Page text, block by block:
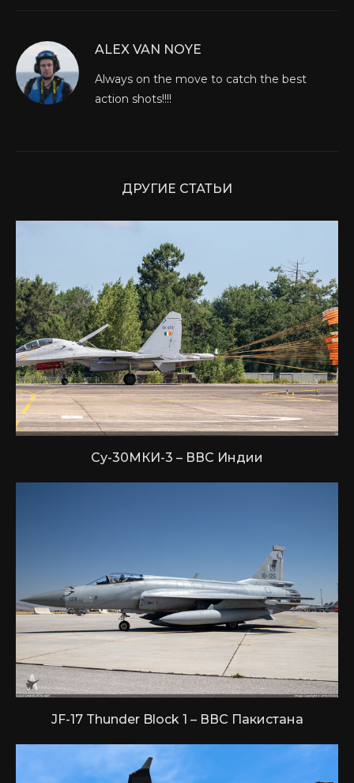
ALEX VAN NOYE
Always on the move to catch the best
action shots!!!!
ДРУГИЕ СТАТЬИ
Су-30МКИ-3 – ВВС Индии
JF-17 Thunder Block 1 – ВВС Пакистана